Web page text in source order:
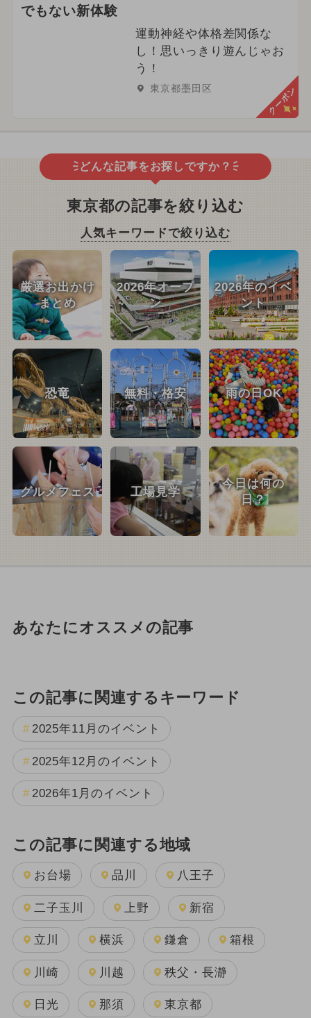
でもない新体験
運動神経や体格差関係な
し！思いっきり遊んじゃお
う！
東京都墨田区 クーポン
どんな記事をお探しですか？
東京都の記事を絞り込む
人気キーワードで絞り込む
厳選お出かけ
まとめ
2026年オープ
ン
2026年のイベ
ント
恐竜 無料・格安 雨の日OK
グルメフェス 工場見学
今日は何の
日？
あなたにオススメの記事
この記事に関連するキーワード
2025年11月のイベント
2025年12月のイベント
2026年1月のイベント
この記事に関連する地域
お台場 品川 八王子
二子玉川 上野 新宿
立川 横浜 鎌倉 箱根
川崎 川越 秩父・長瀞
日光 那須 東京都